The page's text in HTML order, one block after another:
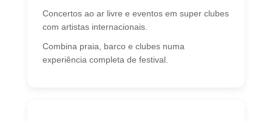
Concertos ao ar livre e eventos em super clubes
com artistas internacionais.
Combina praia, barco e clubes numa
experiência completa de festival.